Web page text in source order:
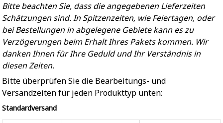
Bitte beachten Sie, dass die angegebenen Lieferzeiten
Schätzungen sind. In Spitzenzeiten, wie Feiertagen, oder
bei Bestellungen in abgelegene Gebiete kann es zu
Verzögerungen beim Erhalt Ihres Pakets kommen. Wir
danken Ihnen für Ihre Geduld und Ihr Verständnis in
diesen Zeiten.
Bitte überprüfen Sie die Bearbeitungs- und
Versandzeiten für jeden Produkttyp unten:
Standardversand